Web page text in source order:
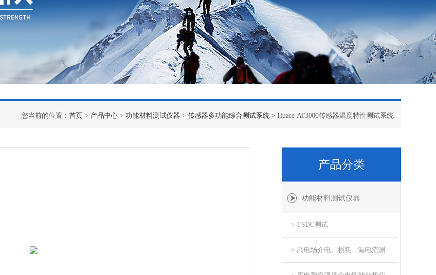
您当前的位置： 首页 > 产品中心 > 功能材料测试仪器 > 传感器多功能综合测试系统 > Huace-AT3000传感器温度特性测试系统
产品分类
功能材料测试仪器
> TSDC测试
> 高电场介电、损耗、漏电流测试系统